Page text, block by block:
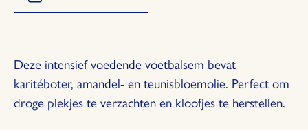
1 1
Deze intensief voedende voetbalsem bevat
karitéboter, amandel- en teunisbloemolie. Perfect om
droge plekjes te verzachten en kloofjes te herstellen.